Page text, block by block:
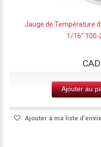
Jauge de Température
1/16" 100-
Ajouter au
Ajouter à ma liste